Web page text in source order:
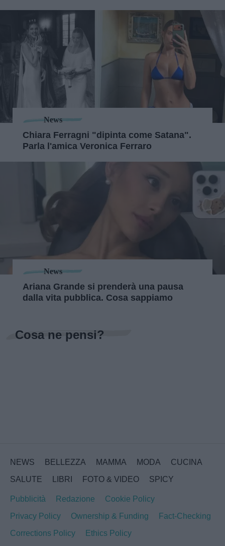
News
Chiara Ferragni "dipinta come Satana".
Parla l'amica Veronica Ferraro
News
Ariana Grande si prenderà una pausa
dalla vita pubblica. Cosa sappiamo
Cosa ne pensi?
NEWS BELLEZZA MAMMA MODA
CUCINA
SALUTE
LIBRI FOTO & VIDEO SPICY
Pubblicità Redazione
Cookie Policy
Privacy Policy
Ownership & Funding
Fact-Checking
Corrections Policy
Ethics Policy